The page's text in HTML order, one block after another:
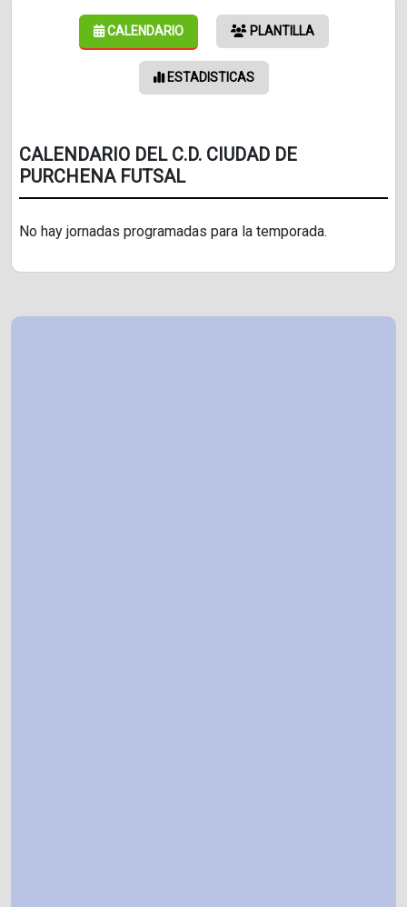
CALENDARIO PLANTILLA
ESTADISTICAS
CALENDARIO DEL C.D. CIUDAD DE
PURCHENA FUTSAL
No hay jornadas programadas para la temporada.